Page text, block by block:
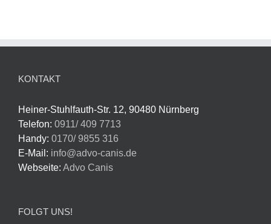
KONTAKT
Heiner-Stuhlfauth-Str. 12, 90480 Nürnberg
Telefon: 0911/ 409 7713
Handy: 0170/ 9855 316
E-Mail: info@advo-canis.de
Webseite: Advo Canis
FOLGT UNS!